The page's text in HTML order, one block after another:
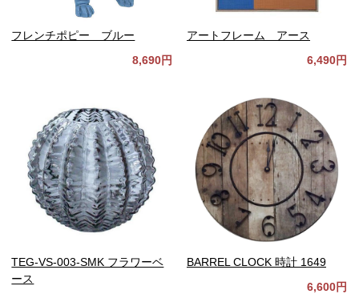
フレンチポピー ブルー
8,690円
アートフレーム アース
6,490円
TEG-VS-003-SMK フラワーベ
ース
BARREL CLOCK 時計 1649
6,600円